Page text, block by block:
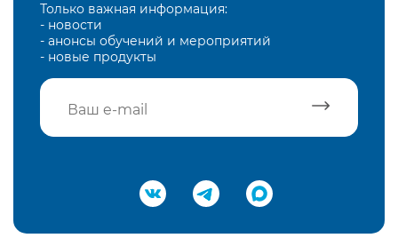
Только важная информация:
- новости
- анонсы обучений и мероприятий
- новые продукты
Подтвердить e-mail